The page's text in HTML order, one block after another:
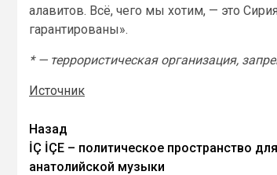
алавитов. Всё, чего мы хотим, — это
гарантированы».
* — террористическая организация,
Источник
Назад
İÇ İÇE – политическое пространство
анатолийской музыки